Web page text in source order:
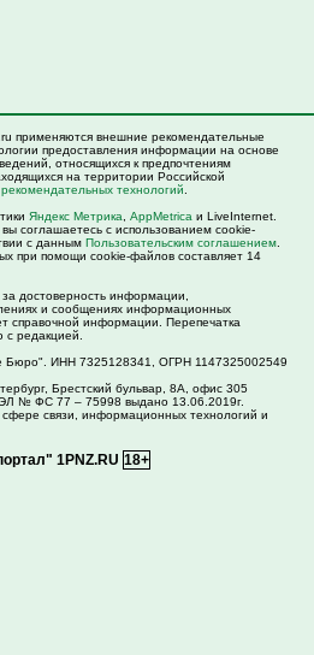
применяются внешние рекомендательные
предоставления информации на основе
относящихся к предпочтениям
на территории Российской
технологий
Яндекс Метрика AppMetrica и LiveInternet.
соглашаетесь с использованием cookie-
с данным Пользовательским соглашением
при помощи cookie-файлов составляет 14
достоверность информации,
и сообщениях информационных
справочной информации. Перепечатка
с редакцией.
ИНН 7325128341, ОГРН 1147325002549
Брестский бульвар, 8А, офис 305
№ ФС 77 – 75998 выдано 13.06.2019г.
связи, информационных технологий и
1PNZ.RU 18+